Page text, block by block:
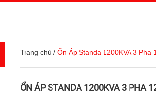
Trang chủ / Ổn Áp Standa 1200KVA 3 Pha
ỔN ÁP STANDA 1200KVA 3 PHA